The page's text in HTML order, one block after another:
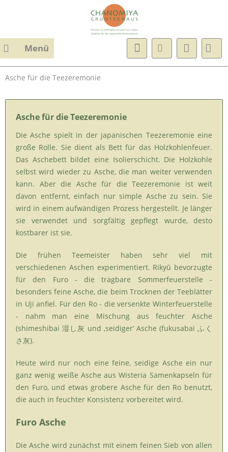
Menü
Asche für die Teezeremonie
Asche für die Teezeremonie
Die Asche spielt in der japanischen Teezeremonie eine
große Rolle. Sie dient als Bett für das Holzkohlenfeuer.
Das Aschebett bildet eine Isolierschicht. Die Holzkohle
selbst wird wieder zu Asche, die man weiter verwenden
kann. Aber die Asche für die Teezeremonie ist weit
davon entfernt, einfach nur simple Asche zu sein. Sie
wird in einem aufwändigen Prozess hergestellt. Je länger
sie verwendet und sorgfältig gepflegt wurde, desto
kostbarer ist sie.
Die frühen Teemeister haben sehr viel mit
verschiedenen Aschen experimentiert. Rikyū bevorzugte
für den Furo - die tragbare Sommerfeuerstelle -
besonders feine Asche, die beim Trocknen der Teeblätter
in Uji anfiel. Für den Ro - die versenkte Winterfeuerstelle
- nahm man eine Mischung aus feuchter Asche
(shimeshibai 湿し灰 und ‚seidiger‘ Asche (fukusabai ふく
さ灰).
Heute wird nur noch eine feine, seidige Asche ein nur
ganz wenig weiße Asche aus Wisteria Samenkapseln für
den Furo, und etwas grobere Asche für den Ro benutzt,
die auch in feuchter Konsistenz vorbereitet wird.
Furo Asche
Die Asche wird zunächst mit einem feinen Sieb von allen